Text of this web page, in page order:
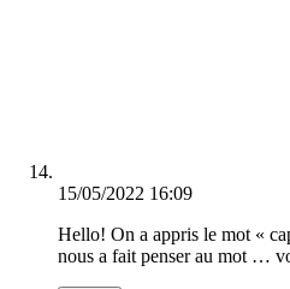
15/05/2022 16:09
Hello! On a appris le mot «
nous a fait penser au mot …